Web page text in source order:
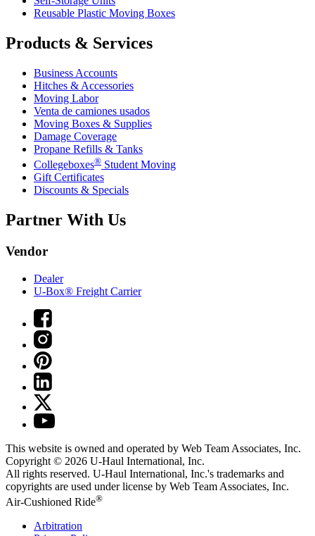
Reusable Plastic Moving Boxes
Products & Services
Business Accounts
Hitches & Accessories
Moving Labor
Venta de camiones usados
Moving Boxes & Supplies
Damage Coverage
Propane Refills & Tanks
Collegeboxes® Student Moving
Gift Certificates
Discounts & Specials
Partner With Us
Vendor
Dealer
U-Box® Freight Carrier
This website is owned and operated by Web Team Associates, Inc.
Copyright © 2026 U-Haul International, Inc.
All rights reserved. U-Haul International, Inc.'s trademarks and
copyrights are used under license by Web Team Associates, Inc.
Air-Cushioned Ride®
Arbitration